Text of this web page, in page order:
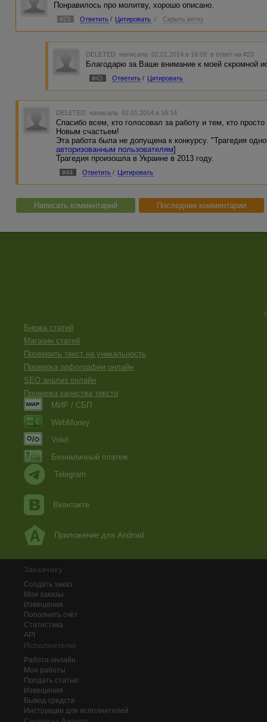
Понравилось про молитву, хорошо описано.
#23 Ответить / Цитировать / Скрыть ветку
DELETED написала 02.01.2014 в 16:09 в ответ на #23
Благодарю за Ваше внимание к моей скромной
#43 Ответить / Цитировать
DELETED написала 02.01.2014 в 16:14
Спасибо всем, кто голосовал за работу и тем, кто
Новым счастьем!
Эта работа была не допущена к конкурсу. "Трагедия
авторизованным пользователям]
Трагедия произошла в Украине в 2013 году.
#44 Ответить / Цитировать
Написать комментарий Последние комментарии
Биржа статей
Магазин статей
Проверить текст на уникальность
Проверка орфографии онлайн
SEO анализ онлайн
Проверка качества текста
МИР / СБП
WebMoney
Volet
Безналичный платеж
Telegram
Вконтакте
Приложение для Android
Заказчику
Создать заказ
Мои заказы
Извещения
Пополнить счёт
Статистика
API
Исполнителю
Работа онлайн
Мои работы
Продать статью
Извещения
Вывод средств
Инструкции для исполнителей